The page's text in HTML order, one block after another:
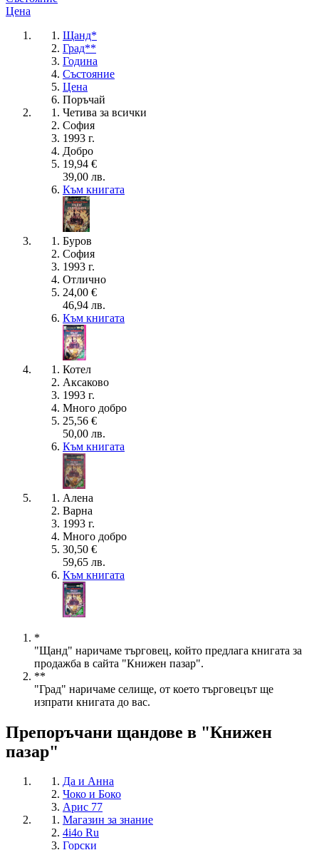
Цена
Щанд*
Град**
Година
Състояние
Цена
Поръчай
Четива за всички
София
1993 г.
Добро
19,94 €
39,00 лв.
Към книгата
Буров
София
1993 г.
Отлично
24,00 €
46,94 лв.
Към книгата
Котел
Аксаково
1993 г.
Много добро
25,56 €
50,00 лв.
Към книгата
Алена
Варна
1993 г.
Много добро
30,50 €
59,65 лв.
Към книгата
*
"Щанд" наричаме търговец, който предлага книгата за
продажба в сайта "Книжен пазар".
**
"Град" наричаме селище, от което търговецът ще
изпрати книгата до вас.
Препоръчани щандове в "Книжен
пазар"
Да и Анна
Чоко и Боко
Арис 77
Магазин за знание
4i4o Ru
Горски